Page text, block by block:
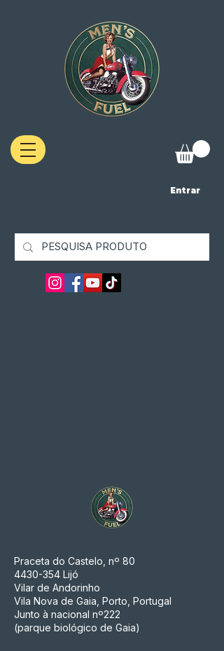
Entrar
Praceta do Castelo, nº 80
4430-354 Lijó
Vilar de Andorinho
Vila Nova de Gaia, Porto, Portugal
Junto à nacional nº222
(parque biológico de Gaia)